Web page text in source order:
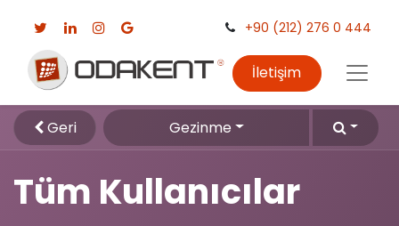
+90 (212) 276 0 444
İletişim
Geri Gezinme
Tüm Kullanıcılar